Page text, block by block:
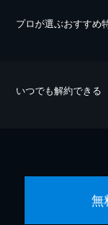
プロが選ぶおすすめ
いつでも解約できる
無